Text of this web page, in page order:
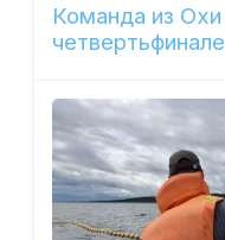
Команда из